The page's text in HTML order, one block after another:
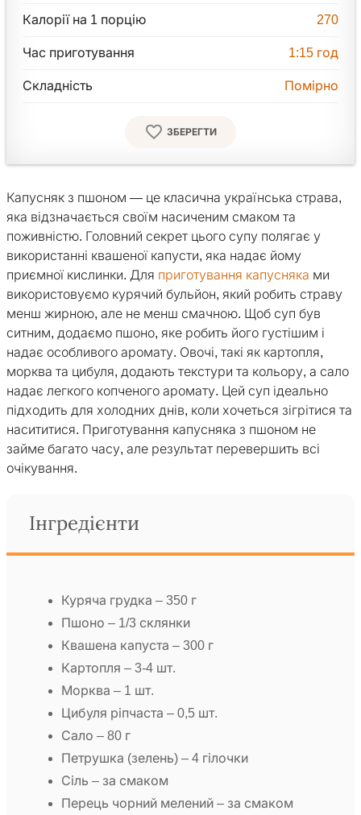
Калорії на 1 порцію 270
Час приготування 1:15 год
Складність Помірно
ЗБЕРЕГТИ
Капусняк з пшоном — це класична українська страва,
яка відзначається своїм насиченим смаком та
поживністю. Головний секрет цього супу полягає у
використанні квашеної капусти, яка надає йому
приємної кислинки. Для приготування капусняка ми
використовуємо курячий бульйон, який робить страву
менш жирною, але не менш смачною. Щоб суп був
ситним, додаємо пшоно, яке робить його густішим і
надає особливого аромату. Овочі, такі як картопля,
морква та цибуля, додають текстури та кольору, а сало
надає легкого копченого аромату. Цей суп ідеально
підходить для холодних днів, коли хочеться зігрітися та
насититися. Приготування капусняка з пшоном не
займе багато часу, але результат перевершить всі
очікування.
Інгредієнти
Куряча грудка – 350 г
Пшоно – 1/3 склянки
Квашена капуста – 300 г
Картопля – 3-4 шт.
Морква – 1 шт.
Цибуля ріпчаста – 0,5 шт.
Сало – 80 г
Петрушка (зелень) – 4 гілочки
Сіль – за смаком
Перець чорний мелений – за смаком